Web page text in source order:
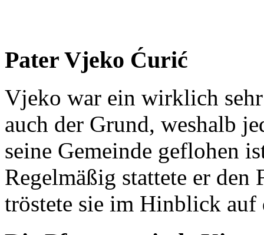
Pater Vjeko Ćurić
Vjeko war ein wirklich
auch der Grund, weshalb
seine Gemeinde geflohen
Regelmäßig stattete er
tröstete sie im Hinblick